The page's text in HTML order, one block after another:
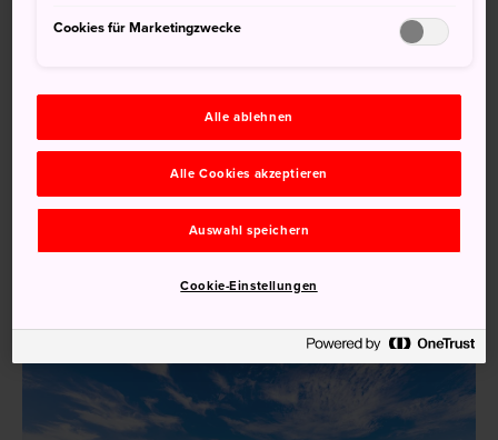
Shinjuku direkt nach Kamisuwa.
Shinkansen nach Nagoya und von dort den JR Shinano
nach Shiojiri. Für die letzte Etappe nach Kamisuwa
nehmen Sie dann die Chuo Line.
Suwa ist nur eine 20-minütige Bahnfahrt vonMatsumoto
Cookies für Marketingzwecke
Alle ablehnen
Alle Cookies akzeptieren
Auswahl speichern
Cookie-Einstellungen